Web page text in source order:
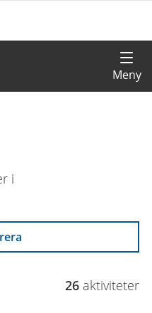
i
26 aktiviteter